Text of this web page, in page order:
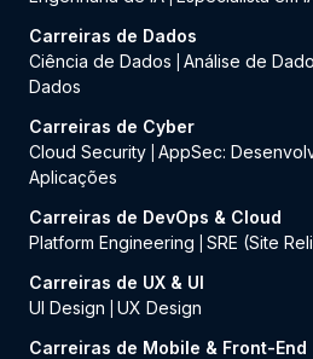
Carreiras de Dados
Ciência de Dados
Análise de
Dados
Carreiras de Cyber
Cloud Security AppSec:
Aplicações
Carreiras de DevOps & Cloud
Platform Engineering
SRE (Site
Carreiras de UX & UI
UI Design
UX Design
Carreiras de Mobile & Front-End